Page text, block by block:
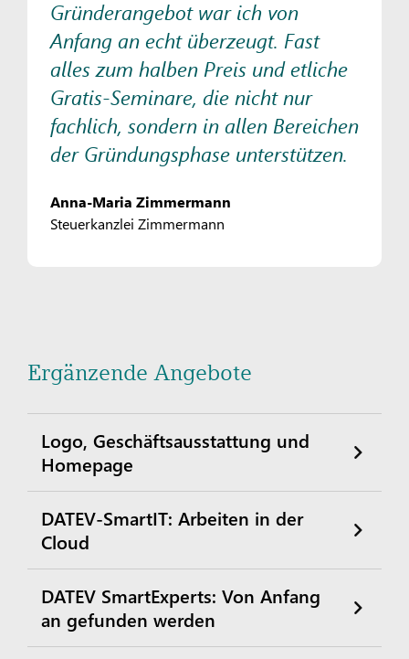
Gründerangebot war ich von
Anfang an echt überzeugt. Fast
alles zum halben Preis und etliche
Gratis-Seminare, die nicht nur
fachlich, sondern in allen Bereichen
der Gründungsphase unterstützen.
Anna-Maria Zimmermann
Steuerkanzlei Zimmermann
Ergänzende Angebote
Logo, Geschäftsausstattung und
Homepage
DATEV-SmartIT: Arbeiten in der
Cloud
DATEV SmartExperts: Von Anfang
an gefunden werden